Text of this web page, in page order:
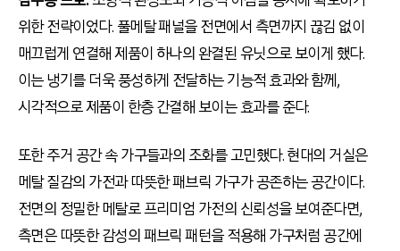
위한 전략이었다. 풀메탈 패널을 전면에서 측면까지 끊김 없이
매끄럽게 연결해 제품이 하나의 완결된 유닛으로 보이게 했다.
이는 냉기를 더욱 풍성하게 전달하는 기능적 효과와 함께,
시각적으로 제품이 한층 간결해 보이는 효과를 준다.
또한 주거 공간 속 가구들과의 조화를 고민했다. 현대의 거실은
메탈 질감의 가전과 따뜻한 패브릭 가구가 공존하는 공간이다.
전면의 정밀한 메탈로 프리미엄 가전의 신뢰성을 보여준다면,
측면은 따뜻한 감성의 패브릭 패턴을 적용해 가구처럼 공간에